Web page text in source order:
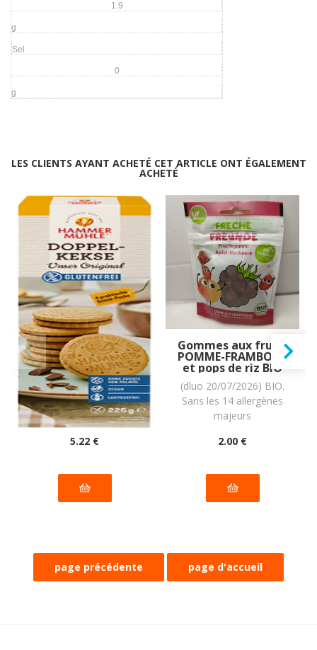
1.9
g
Sel
0
g
LES CLIENTS AYANT ACHETÉ CET ARTICLE ONT ÉGALEMENT
ACHETÉ
Biscuits DOUBLE
Original à la crème
de cacao vegan
sans allergènes
Hammermülhe :
225 grammes
(dluo 19/11/2026) Sans
les 14 allergènes
majeurs.
5.22 €
Gommes aux fruits
POMME-FRAMBOISE
et pops de riz BIO
vegan sans
allergènes Freche
Freunde : 30
grammes
(dluo 20/07/2026) BIO.
Sans les 14 allergènes
majeurs
2.00 €